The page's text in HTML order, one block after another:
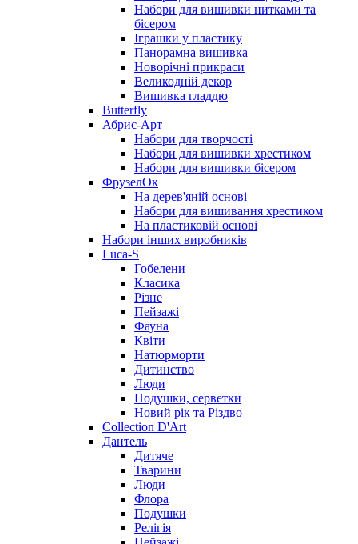
Набори для вишивки нитками та
бісером
Іграшки у пластику
Панорамна вишивка
Новорічні прикраси
Великодній декор
Вишивка гладдю
Butterfly
Абрис-Арт
Набори для творчості
Набори для вишивки хрестиком
Набори для вишивки бісером
ФрузелОк
На дерев'яній основі
Набори для вишивання хрестиком
На пластиковій основі
Набори інших виробників
Luca-S
Гобелени
Класика
Різне
Пейзажі
Фауна
Квіти
Натюрморти
Дитинство
Люди
Подушки, серветки
Новий рік та Різдво
Collection D'Art
Дантель
Дитяче
Тварини
Люди
Флора
Подушки
Релігія